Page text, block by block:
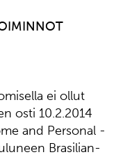
ei ollut
osti 10.2.2014
and Personal -
Brasilian-